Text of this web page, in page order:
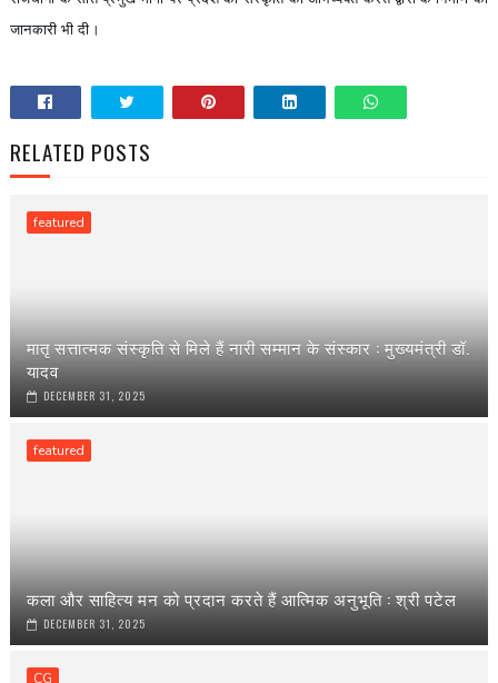
जानकारी भी दी।
RELATED POSTS
featured
मातृ सत्तात्मक संस्कृति से मिले हैं नारी सम्मान के संस्कार : मुख्यमंत्री डॉ.
यादव
DECEMBER 31, 2025
featured
कला और साहित्य मन को प्रदान करते हैं आत्मिक अनुभूति : श्री पटेल
DECEMBER 31, 2025
CG